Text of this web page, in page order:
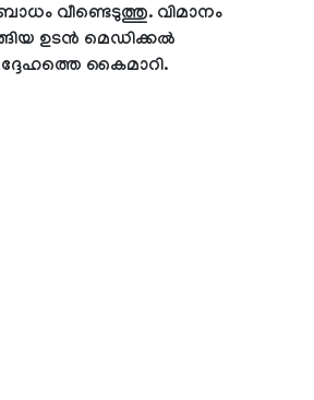
വീണ്ടെടുത്തു. വിമാനം
ഉടന്‍ മെഡിക്കല്‍
കൈമാറി.